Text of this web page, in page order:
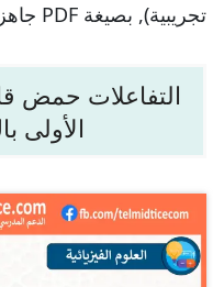
تجريبية), بصيغة PDF جاهزة للتحميل .
التفاعلات حمض
الأولى